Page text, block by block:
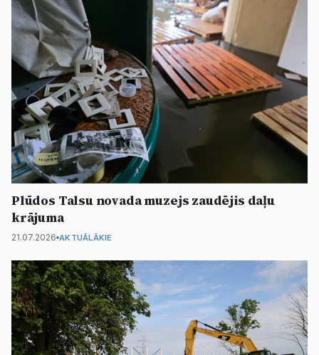
Plūdos Talsu novada muzejs zaudējis daļu
krājuma
21.07.2026 AKTUĀLĀKIE